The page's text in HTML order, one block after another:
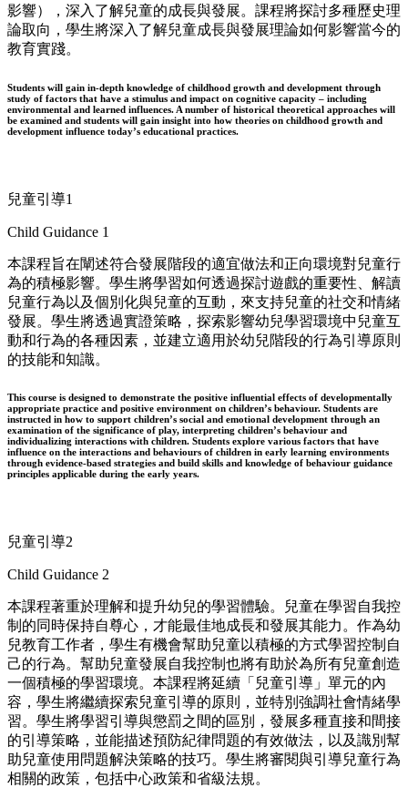
影響），深入了解兒童的成長與發展。課程將探討多種歷史理
論取向，學生將深入了解兒童成長與發展理論如何影響當今的
教育實踐。
Students will gain in-depth knowledge of childhood growth and development through
study of factors that have a stimulus and impact on cognitive capacity – including
environmental and learned influences. A number of historical theoretical approaches will
be examined and students will gain insight into how theories on childhood growth and
development influence today’s educational practices.
兒童引導1
Child Guidance 1
本課程旨在闡述符合發展階段的適宜做法和正向環境對兒童行
為的積極影響。學生將學習如何透過探討遊戲的重要性、解讀
兒童行為以及個別化與兒童的互動，來支持兒童的社交和情緒
發展。學生將透過實證策略，探索影響幼兒學習環境中兒童互
動和行為的各種因素，並建立適用於幼兒階段的行為引導原則
的技能和知識。
This course is designed to demonstrate the positive influential effects of developmentally
appropriate practice and positive environment on children’s behaviour. Students are
instructed in how to support children’s social and emotional development through an
examination of the significance of play, interpreting children’s behaviour and
individualizing interactions with children. Students explore various factors that have
influence on the interactions and behaviours of children in early learning environments
through evidence-based strategies and build skills and knowledge of behaviour guidance
principles applicable during the early years.
兒童引導2
Child Guidance 2
本課程著重於理解和提升幼兒的學習體驗。兒童在學習自我控
制的同時保持自尊心，才能最佳地成長和發展其能力。作為幼
兒教育工作者，學生有機會幫助兒童以積極的方式學習控制自
己的行為。幫助兒童發展自我控制也將有助於為所有兒童創造
一個積極的學習環境。本課程將延續「兒童引導」單元的內
容，學生將繼續探索兒童引導的原則，並特別強調社會情緒學
習。學生將學習引導與懲罰之間的區別，發展多種直接和間接
的引導策略，並能描述預防紀律問題的有效做法，以及識別幫
助兒童使用問題解決策略的技巧。學生將審閱與引導兒童行為
相關的政策，包括中心政策和省級法規。